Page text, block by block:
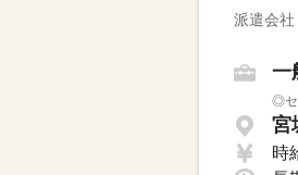
派遣会社
一
◎セ
宮
時